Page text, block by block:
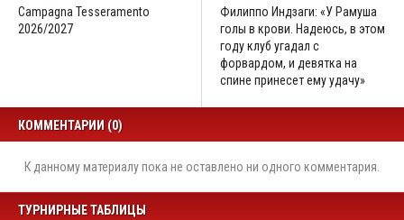
Campagna Tesseramento
2026/2027
Филиппо Индзаги: «У Рамуша
голы в крови. Надеюсь, в этом
году клуб угадал с
форвардом, и девятка на
спине принесет ему удачу»
КОММЕНТАРИИ (0)
К данному материалу пока не оставлено ни одного комментария.
ТУРНИРНЫЕ ТАБЛИЦЫ